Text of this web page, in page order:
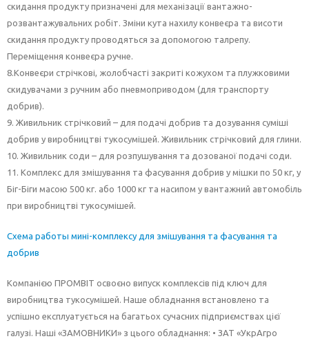
скидання продукту призначені для механізації вантажно-
розвантажувальних робіт. Зміни кута нахилу конвеєра та висоти
скидання продукту проводяться за допомогою талрепу.
Переміщення конвеєра ручне.
8.Конвеєри стрічкові, жолобчасті закриті кожухом та плужковими
скидувачами з ручним або пневмоприводом (для транспорту
добрив).
9. Живильник стрічковий – для подачі добрив та дозування суміші
добрив у виробництві тукосумішей. Живильник стрічковий для глини.
10. Живильник соди – для розпушування та дозованої подачі соди.
11. Комплекс для змішування та фасування добрив у мішки по 50 кг, у
Біг-Біги масою 500 кг. або 1000 кг та насипом у вантажний автомобіль
при виробництві тукосумішей.
Схема работы мині-комплексу для змішування та фасування та
добрив
Компанією ПРОМВІТ освоєно випуск комплексів під ключ для
виробництва тукосумішей. Наше обладнання встановлено та
успішно експлуатується на багатьох сучасних підприємствах цієї
галузі. Наші «ЗАМОВНИКИ» з цього обладнання: • ЗАТ «УкрАгро